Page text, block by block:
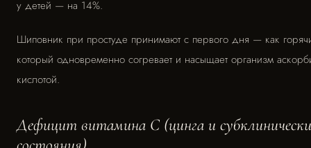
у детей — на 14%.
Шиповник при простуде принимают с первого дня — как
который одновременно согревает и насыщает организм
кислотой.
Дефицит витамина С (цинга и